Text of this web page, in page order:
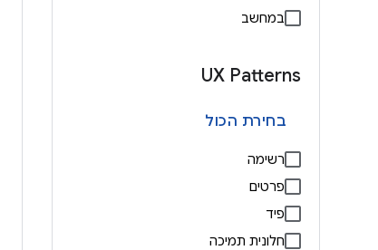
במחשב
UX Patterns
בחירת הכול
רשימה
פרטים
פיד
חלונית תמיכה